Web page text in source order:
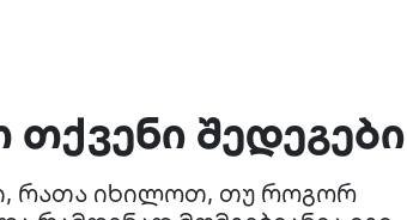
შედეგები
რათა იხილოთ, თუ როგორ